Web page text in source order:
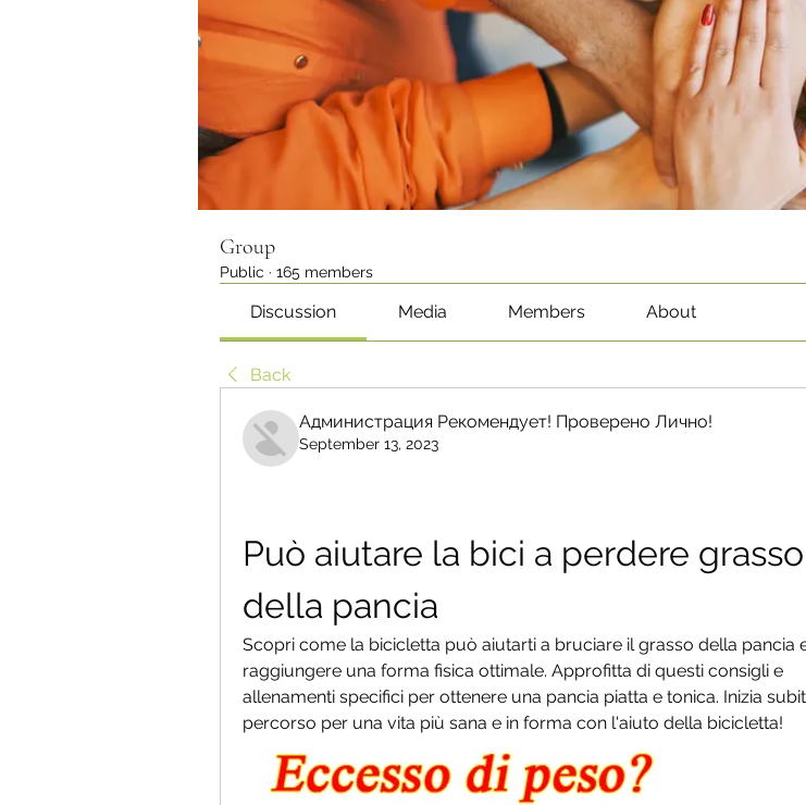
Group
Public · 165 members
Discussion Media Members About
Back
Администрация Рекомендует! Проверено Лично!
September 13, 2023
Può aiutare la bici a perdere grasso
della pancia
Scopri come la bicicletta può aiutarti a bruciare il grasso della pancia
raggiungere una forma fisica ottimale. Approfitta di questi consigli e
allenamenti specifici per ottenere una pancia piatta e tonica. Inizia
percorso per una vita più sana e in forma con l'aiuto della bicicletta!